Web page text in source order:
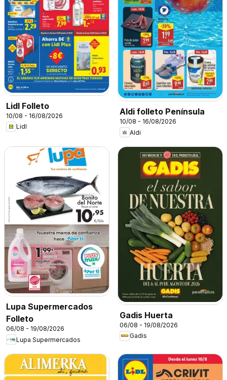
Lidl Folleto
10/08 - 16/08/2026
Lidl
Aldi folleto Península
10/08 - 16/08/2026
Aldi
Lupa Supermercados
Folleto
06/08 - 19/08/2026
Lupa Supermercados
Gadis Huerta
06/08 - 19/08/2026
Gadis